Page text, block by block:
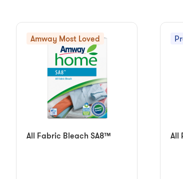
Amway Most Loved
All Fabric Bleach SA8™ All